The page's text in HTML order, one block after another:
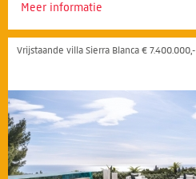
Meer informatie
Vrijstaande villa Sierra Blanca € 7.400.000,-